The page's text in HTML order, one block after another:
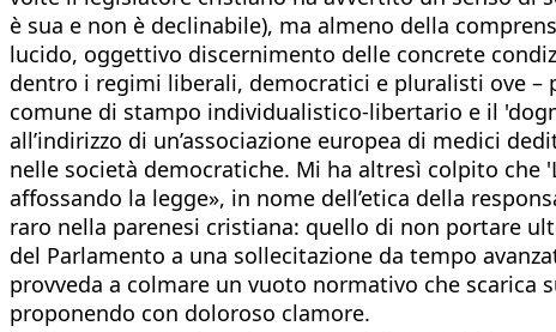
è sua e non è declinabile), ma almeno della
lucido, oggettivo discernimento delle concrete
dentro i regimi liberali, democratici e pluralisti ove –
comune di stampo individualistico-libertario e il
all’indirizzo di un’associazione europea di medici
nelle società democratiche. Mi ha altresì colpito che
affossando la legge», in nome dell’etica della
raro nella parenesi cristiana: quello di non portare
del Parlamento a una sollecitazione da tempo
provveda a colmare un vuoto normativo che
proponendo con doloroso clamore.